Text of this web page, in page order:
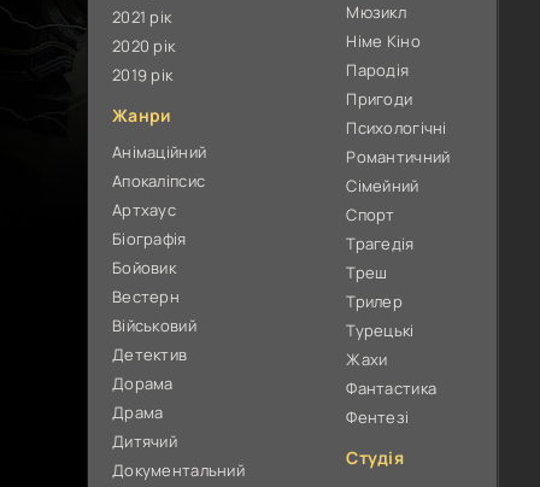
2021 рік
2020 рік
2019 рік
Жанри
Анімаційний
Апокаліпсис
Артхаус
Біографія
Бойовик
Вестерн
Військовий
Детектив
Дорама
Драма
Дитячий
Документальний
Мюзикл
Німе Кіно
Пародія
Пригоди
Психологічні
Романтичний
Сімейний
Спорт
Трагедія
Треш
Трилер
Турецькі
Жахи
Фантастика
Фентезі
Студія